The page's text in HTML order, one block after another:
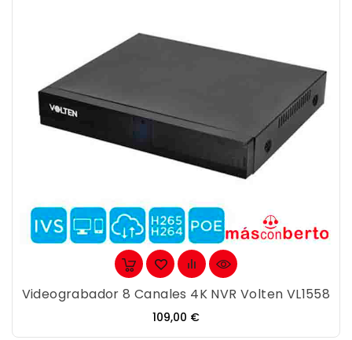
Videograbador 8 Canales 4K NVR Volten VL1558
Precio
109,00 €